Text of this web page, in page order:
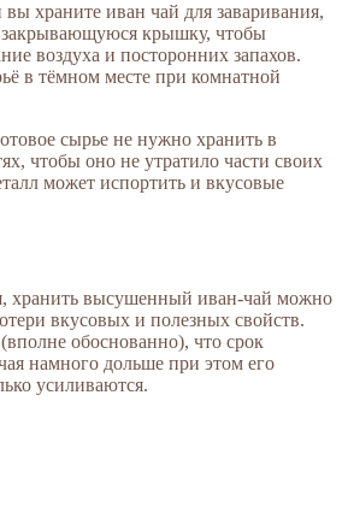
храните иван чай для заваривания,
крышку, чтобы
воздуха и посторонних запахов.
в тёмном месте при комнатной
сырье не нужно хранить в
чтобы оно не утратило части своих
может испортить и вкусовые
хранить высушенный иван-чай можно
вкусовых и полезных свойств.
обоснованно), что срок
намного дольше при этом его
усиливаются.